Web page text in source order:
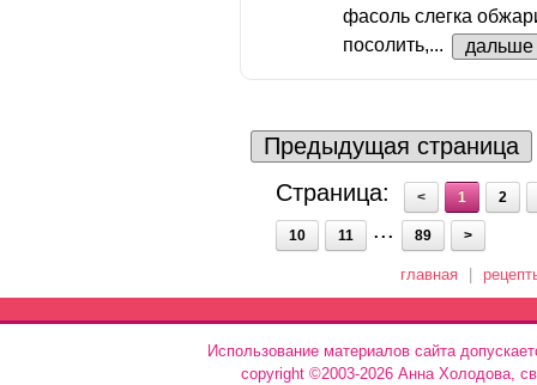
фасоль слегка
посолить,...
дальше
Предыдущая страница
Страница:
< 1 2
10 11 ... 89 >
главная
Использование материалов сайта
copyright ©2003-2026 Анна Холодова,